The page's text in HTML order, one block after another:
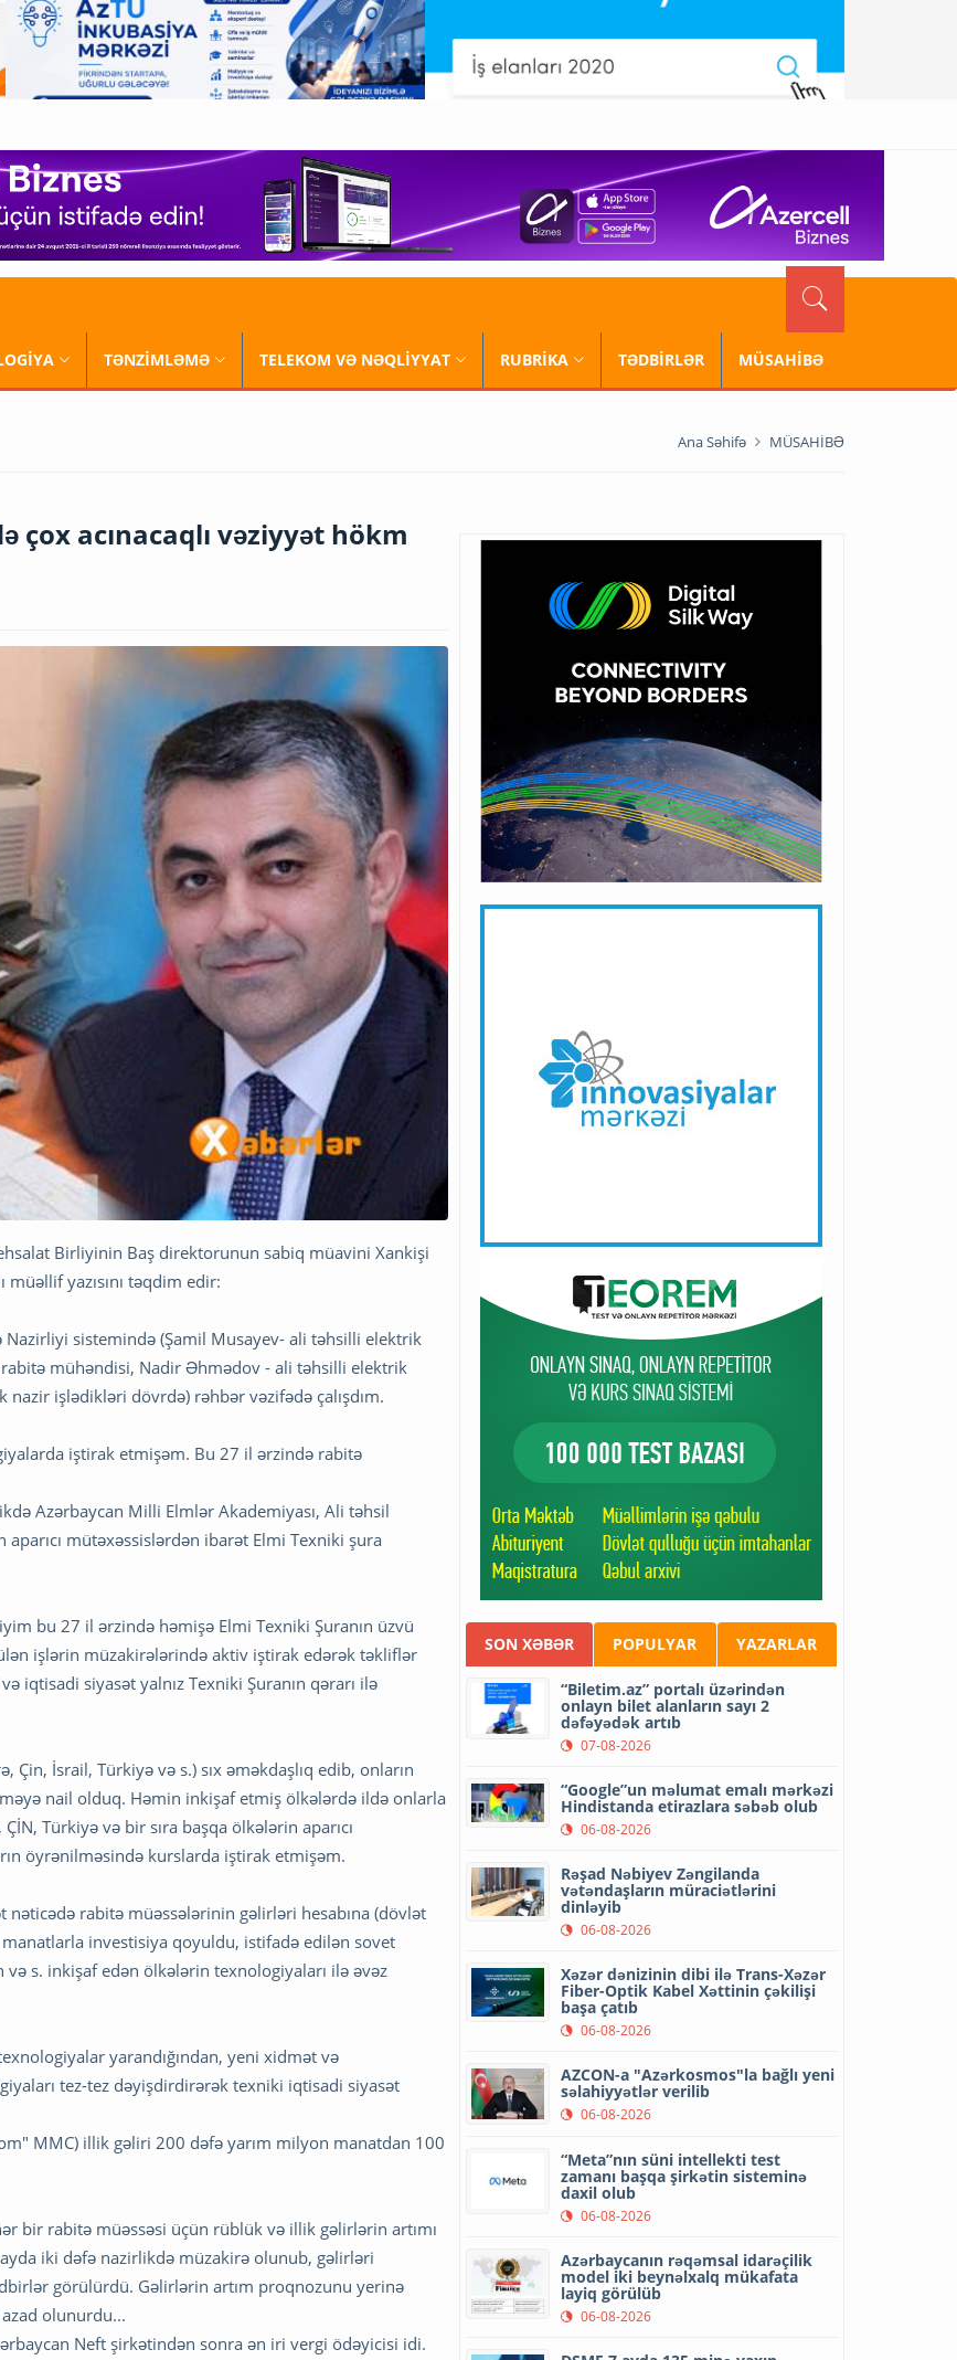
TƏNZİMLƏMƏ TELEKOM VƏ NƏQLİYYAT RUBRİKA TƏDBİRLƏR MÜSAHİBƏ
Ana Səhifə MÜSAHİBƏ
çox acınacaqlı vəziyyət hökm
Birliyinin Baş direktorunun sabiq müavini Xankişi
yazısını təqdim edir:
sistemində (Şamil Musayev- ali təhsilli elektrik
mühəndisi, Nadir Əhmədov - ali təhsilli elektrik
işlədikləri dövrdə) rəhbər vəzifədə çalışdım.
iştirak etmişəm. Bu 27 il ərzində rabitə
Azərbaycan Milli Elmlər Akademiyası, Ali təhsil
mütəxəssislərdən ibarət Elmi Texniki şura
bu 27 il ərzində həmişə Elmi Texniki Şuranın üzvü
işlərin müzakirələrində aktiv iştirak edərək təkliflər
iqtisadi siyasət yalnız Texniki Şuranın qərarı ilə
İsrail, Türkiyə və s.) sıx əməkdaşlıq edib, onların
nail olduq. Həmin inkişaf etmiş ölkələrdə ildə onlarla
Türkiyə və bir sıra başqa ölkələrin aparıcı
öyrənilməsində kurslarda iştirak etmişəm.
rabitə müəssələrinin gəlirləri hesabına (dövlət
investisiya qoyuldu, istifadə edilən sovet
s. inkişaf edən ölkələrin texnologiyaları ilə əvəz
yarandığından, yeni xidmət və
tez-tez dəyişdirdirərək texniki iqtisadi siyasət
MMC) illik gəliri 200 dəfə yarım milyon manatdan 100
bir rabitə müəssəsi üçün rüblük və illik gəlirlərin artımı
iki dəfə nazirlikdə müzakirə olunub, gəlirləri
görülürdü. Gəlirlərin artım proqnozunu yerinə
olunurdu...
Neft şirkətindən sonra ən iri vergi ödəyicisi idi.
SON XƏBƏR POPULYAR YAZARLAR
“Biletim.az” portalı üzərindən
onlayn bilet alanların sayı 2
dəfəyədək artıb
07-08-2026
“Google”un məlumat emalı mərkəzi
Hindistanda etirazlara səbəb olub
06-08-2026
Rəşad Nəbiyev Zəngilanda
vətəndaşların müraciətlərini
dinləyib
06-08-2026
Xəzər dənizinin dibi ilə Trans-Xəzər
Fiber-Optik Kabel Xəttinin çəkilişi
başa çatıb
06-08-2026
AZCON-a "Azərkosmos"la bağlı yeni
səlahiyyətlər verilib
06-08-2026
“Meta”nın süni intellekti test
zamanı başqa şirkətin sisteminə
daxil olub
06-08-2026
Azərbaycanın rəqəmsal idarəçilik
model iki beynəlxalq mükafata
layiq görülüb
06-08-2026